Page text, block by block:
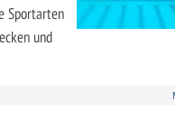
Sportarten
und